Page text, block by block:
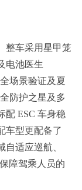
整车采用星甲笼
电池医生
场景验证及夏
防护之星及多
配 ESC 车身稳
车型更配备了
适应巡航、
障驾乘人员的